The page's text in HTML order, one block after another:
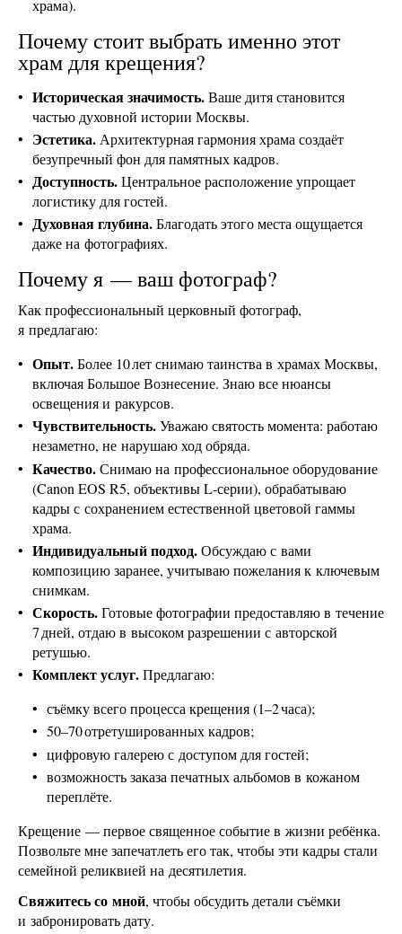
храма).
Почему стоит выбрать именно этот
храм для крещения?
Историческая значимость.Ваше дитя становится
частью духовной истории Москвы.
Эстетика. Архитектурная гармония храма создаёт
безупречный фон для памятных кадров.
Доступность.Центральное расположение упрощает
логистику для гостей.
Духовная глубина.Благодать этого места ощущается
даже на фотографиях.
Почему я — ваш фотограф?
Как профессиональный церковный фотограф,
я предлагаю:
Опыт.Более 10 лет снимаю таинства в храмах Москвы,
включая Большое Вознесение. Знаю все нюансы
освещения и ракурсов.
Чувствительность.Уважаю святость момента: работаю
незаметно, не нарушаю ход обряда.
Качество.Снимаю на профессиональное оборудование
(Canon EOS R5, объективы L-серии), обрабатываю
кадры с сохранением естественной цветовой гаммы
храма.
Индивидуальный подход.Обсуждаю с вами
композицию заранее, учитываю пожелания к ключевым
снимкам.
Скорость.Готовые фотографии предоставляю в течение
7 дней, отдаю в высоком разрешении с авторской
ретушью.
Комплект услуг.Предлагаю:
съёмку всего процесса крещения (1–2 часа);
50–70 отретушированных кадров;
цифровую галерею с доступом для гостей;
возможность заказа печатных альбомов в кожаном
переплёте.
Крещение — первое священное событие в жизни ребёнка.
Позвольте мне запечатлеть его так, чтобы эти кадры стали
семейной реликвией на десятилетия.
Свяжитесь со мной, чтобы обсудить детали съёмки
и забронировать дату.